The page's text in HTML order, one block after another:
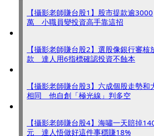
【攝影老師賺台股1】股市提款逾3000
萬 小職員變投資高手靠這招
【攝影老師賺台股2】選股像銀行審核
款 達人用6指標確認投資不蝕本
【攝影老師賺台股3】六成個股走勢和
相同 他自創「極光線」判多空
【攝影老師賺台股4】海嘯一天賠掉
元 達人悟做好這件事穩賺18%